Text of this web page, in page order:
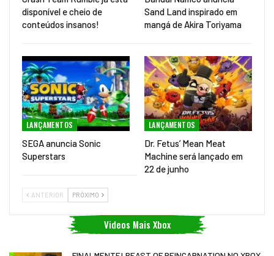
disponível e cheio de
conteúdos insanos!
Sand Land inspirado em
mangá de Akira Toriyama
LANÇAMENTOS
SEGA anuncia Sonic
Superstars
LANÇAMENTOS
Dr. Fetus’ Mean Meat
Machine será lançado em
22 de junho
ANTERIOR PRÓXIMO
Videos Mais Xbox